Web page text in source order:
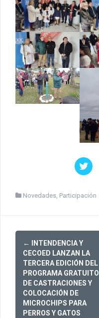
Novedades, Participación
Post
navigation
←
INTENDENCIA Y
CECOED LANZAN LA
TERCERA EDICIÓN DEL
PROGRAMA GRATUITO
DE CASTRACIONES Y
COLOCACIÓN DE
MICROCHIPS PARA
PERROS Y GATOS